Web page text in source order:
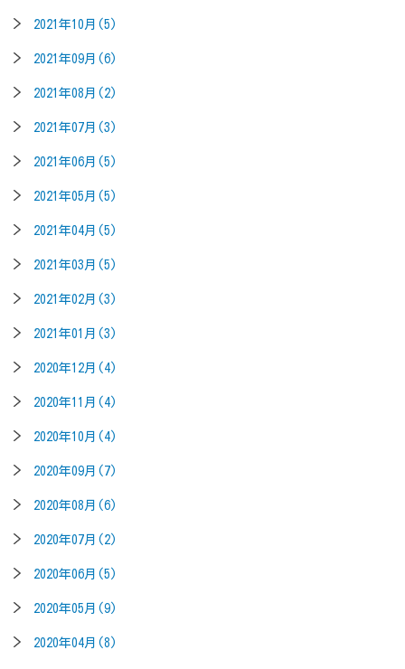
2021年10月(5)
2021年09月(6)
2021年08月(2)
2021年07月(3)
2021年06月(5)
2021年05月(5)
2021年04月(5)
2021年03月(5)
2021年02月(3)
2021年01月(3)
2020年12月(4)
2020年11月(4)
2020年10月(4)
2020年09月(7)
2020年08月(6)
2020年07月(2)
2020年06月(5)
2020年05月(9)
2020年04月(8)